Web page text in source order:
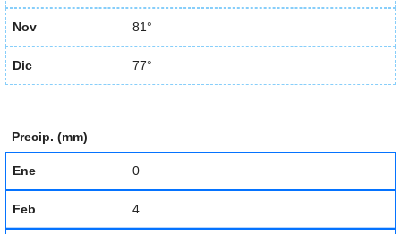
Nov 81°
Dic 77°
Precip. (mm)
Ene 0
Feb 4